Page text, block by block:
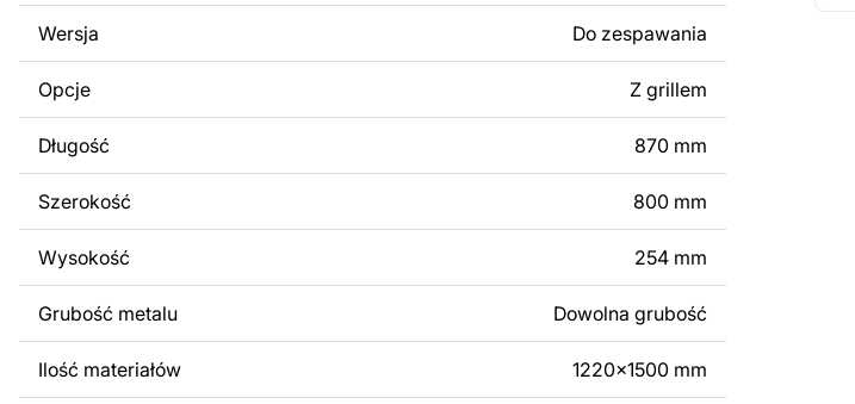
Za dodatkową opłatą możemy dostosować projekt poprzez dodanie tekstu,
obrazów lub logo Twojej firmy albo wprowadzenie innych modyfikacji według
Twoich potrzeb. Jeśli potrzebujesz indywidualnego projektu metalowego
produktu, skontaktuj się z nami.
Jeśli masz jakiekolwiek pytania lub potrzebujesz pomocy, skontaktuj się z nami
w dowolnym momencie – zawsze chętnie pomożemy.
Wersja Do zespawania
Opcje Z grillem
Długość 870 mm
Szerokość 800 mm
Wysokość 254 mm
Grubość metalu Dowolna grubość
Ilość materiałów 1220x1500 mm